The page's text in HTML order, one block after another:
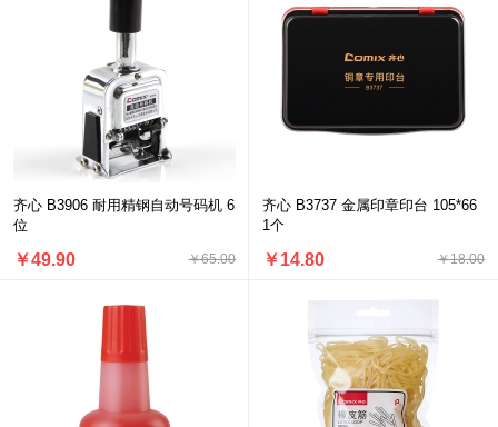
齐心 B3906 耐用精钢自动号码机 6
位
￥65.00
￥49.90
齐心 B3737 金属印章印台 105*66
1个
￥18.00
￥14.80